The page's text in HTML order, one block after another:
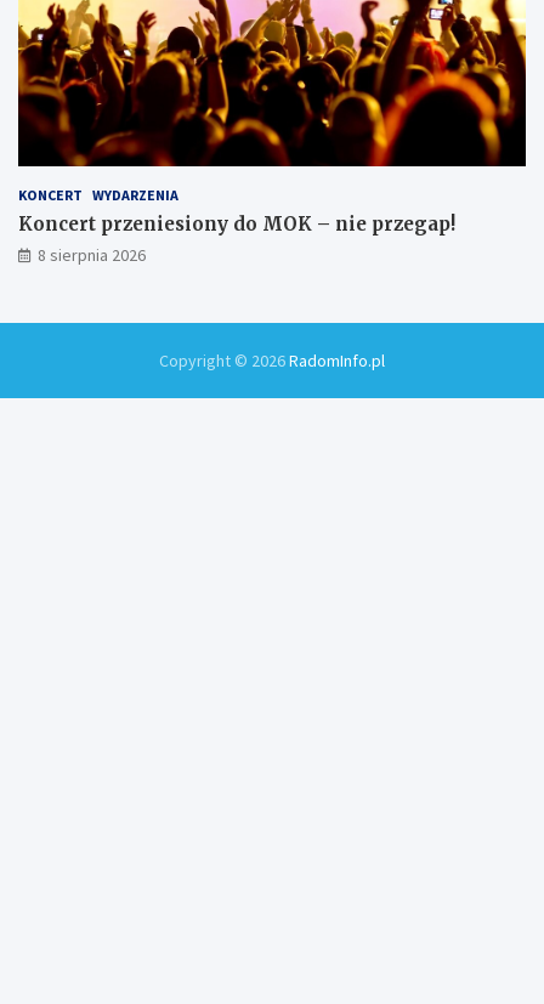
KONCERT WYDARZENIA
Koncert przeniesiony do MOK – nie przegap!
8 sierpnia 2026
Copyright © 2026RadomInfo.pl